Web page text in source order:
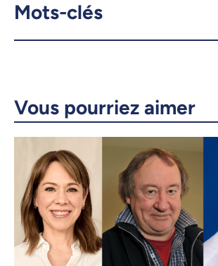
Copier le lien
Mots-clés
Vous pourriez aimer